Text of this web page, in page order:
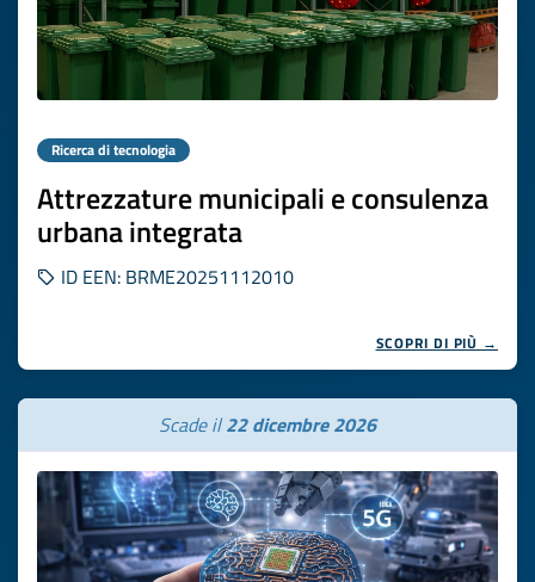
Ricerca di tecnologia
Attrezzature municipali e consulenza
urbana integrata
ID EEN: BRME20251112010
SCOPRI DI PIÙ →
Scade il22 dicembre 2026